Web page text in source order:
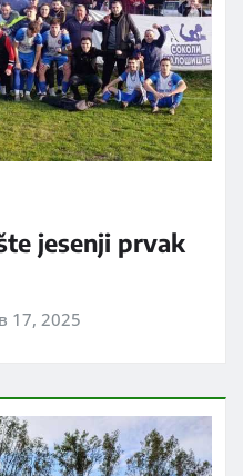
jesenji prvak
17, 2025